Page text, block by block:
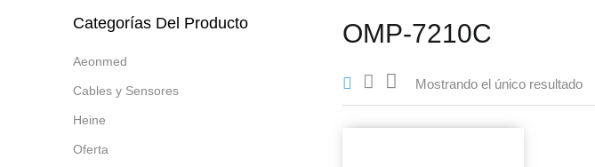
OMP-7210C
Mostrando el único resultado
Categorías Del Producto
Aeonmed
Cables y Sensores
Heine
Oferta